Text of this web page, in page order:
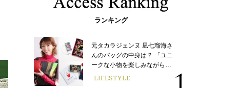
ランキング
元タカラジェンヌ 凪七瑠海さ
んのバッグの中身は？ 「ユニ
ークな小物を楽しみながら…
LIFESTYLE